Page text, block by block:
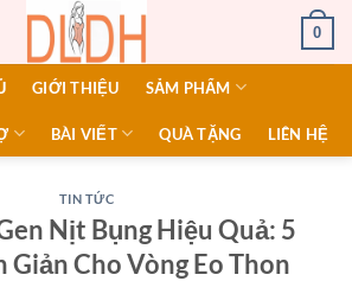
0
GIỚI THIỆU SẢM PHẨM
BÀI VIẾT QUÀ TẶNG LIÊN HỆ
TIN TỨC
Nịt Bụng Hiệu Quả: 5
Cho Vòng Eo Thon